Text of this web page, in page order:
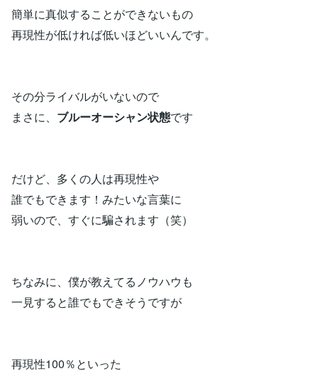
簡単に真似することができないもの
再現性が低ければ低いほどいいんです。
その分ライバルがいないので
まさに、 ブルーオーシャン状態です
だけど、多くの人は再現性や
誰でもできます！みたいな言葉に
弱いので、すぐに騙されます（笑）
ちなみに、僕が教えてるノウハウも
一見すると誰でもできそうですが
再現性100％といった